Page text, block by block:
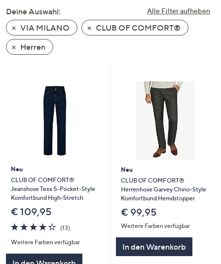
nach
unten
oder
wischen
Sie
anzuzeigen.
Alle Filter aufheben
Deine Auswahl:
VIA MILANO
CLUB OF COMFORT®
Herren
Neu
CLUB OF COMFORT®
Jeanshose Texx 5-Pocket-Style
Komfortbund High-Stretch
€ 109,95
4.3
von
5
(13)13
Weitere Farben verfügbar
Neu
CLUB OF COMFORT®
Herrenhose Garvey Chino-Style
Komfortbund Hemdstopper
€ 99,95
Weitere Farben verfügbar
In den Warenkorb